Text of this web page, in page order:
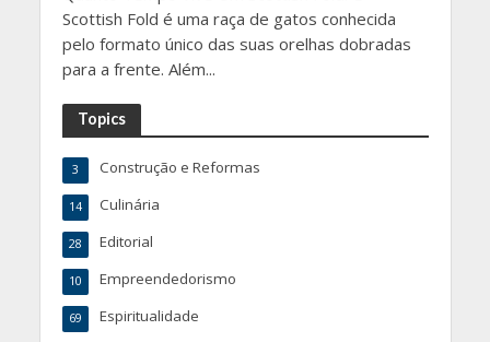
Scottish Fold é uma raça de gatos conhecida
pelo formato único das suas orelhas dobradas
para a frente. Além...
Topics
Construção e Reformas
3
Culinária
14
Editorial
28
Empreendedorismo
10
Espiritualidade
69